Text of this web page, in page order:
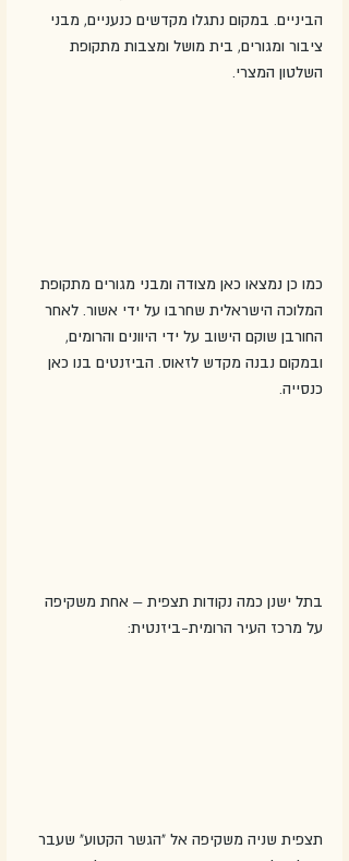
הביניים. במקום נתגלו מקדשים כנעניים, מבני
ציבור ומגורים, בית מושל ומצבות מתקופת
השלטון המצרי.
כמו כן נמצאו כאן מצודה ומבני מגורים מתקופת
המלוכה הישראלית שחרבו על ידי אשור. לאחר
החורבן שוקם הישוב על ידי היוונים והרומים,
ובמקום נבנה מקדש לזאוס. הביזנטים בנו כאן
כנסייה.
בתל ישנן כמה נקודות תצפית – אחת משקיפה
על מרכז העיר הרומית-ביזנטית:
תצפית שניה משקיפה אל "הגשר הקטוע" שעבר